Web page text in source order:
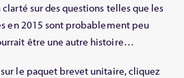
sur des questions telles que les
en 2015 sont probablement peu
être une autre histoire…
le paquet brevet unitaire, cliquez